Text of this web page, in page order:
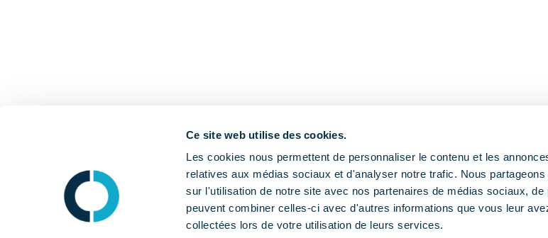
Ce site web utilise des cookies.
Les cookies nous permettent de personnaliser le contenu et les
relatives aux médias sociaux et d'analyser notre trafic. Nous
sur l'utilisation de notre site avec nos partenaires de médias sociaux,
peuvent combiner celles-ci avec d'autres informations que vous leur
collectées lors de votre utilisation de leurs services.